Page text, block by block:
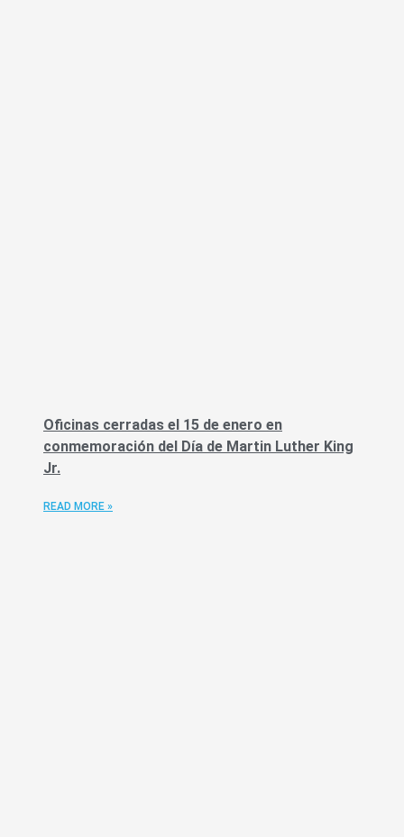
Oficinas cerradas el 15 de enero en
conmemoración del Día de Martin Luther King
Jr.
READ MORE »